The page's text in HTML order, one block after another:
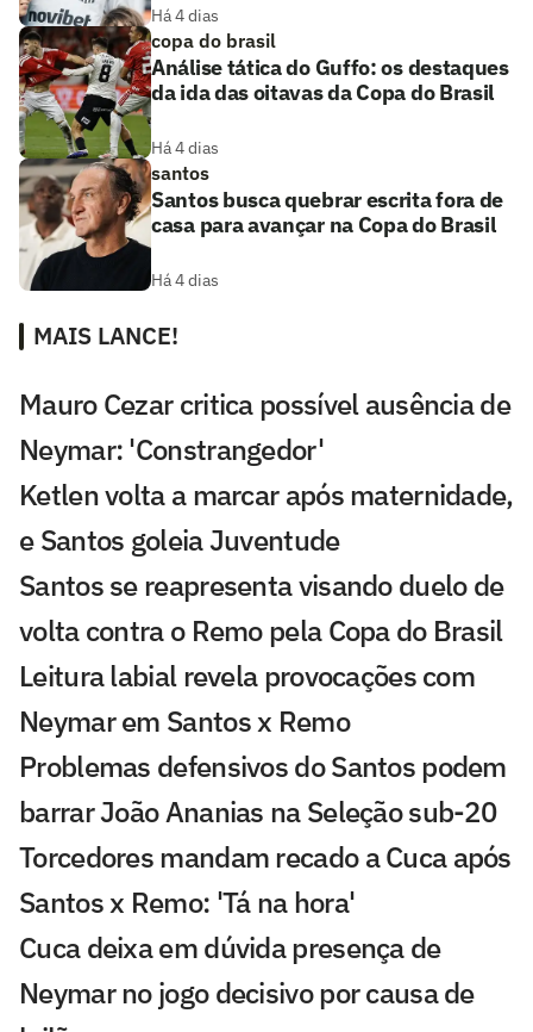
Há 4 dias
copa do brasil
Análise tática do Guffo: os destaques
da ida das oitavas da Copa do Brasil
Há 4 dias
santos
Santos busca quebrar escrita fora de
casa para avançar na Copa do Brasil
Há 4 dias
MAIS LANCE!
Mauro Cezar critica possível ausência de
Neymar: 'Constrangedor'
Ketlen volta a marcar após maternidade,
e Santos goleia Juventude
Santos se reapresenta visando duelo de
volta contra o Remo pela Copa do Brasil
Leitura labial revela provocações com
Neymar em Santos x Remo
Problemas defensivos do Santos podem
barrar João Ananias na Seleção sub-20
Torcedores mandam recado a Cuca após
Santos x Remo: 'Tá na hora'
Cuca deixa em dúvida presença de
Neymar no jogo decisivo por causa de